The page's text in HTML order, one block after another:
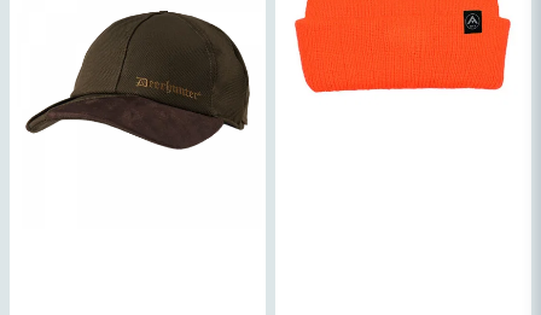
Ja, ni får publicera min fråga